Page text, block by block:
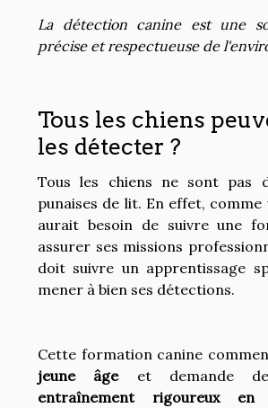
La détection canine est une
précise et respectueuse de
Tous les chiens
les détecter ?
Tous les chiens ne sont pas
punaises de lit. En effet, comme
aurait besoin de suivre une
assurer ses missions
doit suivre un apprentissage
mener à bien ses détections.
Cette formation canine
jeune âgeet demande
entraînement rigoureux en